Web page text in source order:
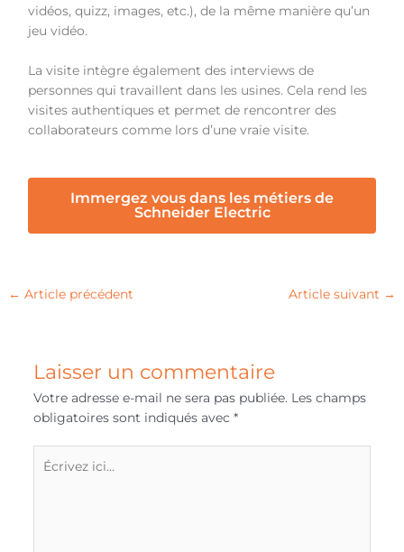
vidéos, quizz, images, etc.), de la même manière qu’un
jeu vidéo.
La visite intègre également des interviews de
personnes qui travaillent dans les usines. Cela rend les
visites authentiques et permet de rencontrer des
collaborateurs comme lors d’une vraie visite.
Immergez vous dans les métiers de
Schneider Electric
← Article précédent Article suivant →
Laisser un commentaire
Votre adresse e-mail ne sera pas publiée. Les champs
obligatoires sont indiqués avec *
ici…